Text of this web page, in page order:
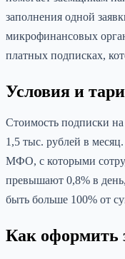
заполнения одной
микрофинансовых
платных подписках,
Условия и
Стоимость подписки на
1,5 тыс. рублей в
МФО, с которыми
превышают 0,8% в
быть больше 100% от
Как оформить